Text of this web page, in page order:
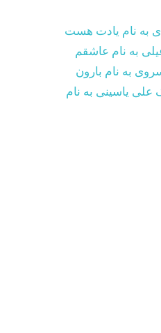
به نام یادت هست
به نام عاشقم
به نام بارون
علی یاسینی به نام